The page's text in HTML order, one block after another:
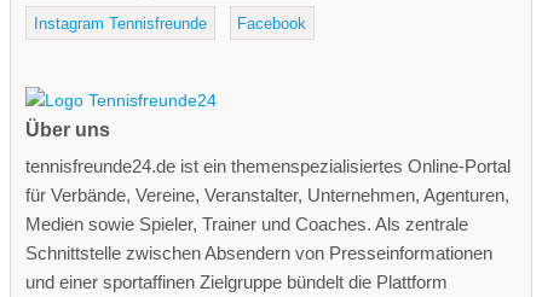
Instagram Tennisfreunde Facebook
Über uns
tennisfreunde24.de ist ein themenspezialisiertes Online-Portal
für Verbände, Vereine, Veranstalter, Unternehmen, Agenturen,
Medien sowie Spieler, Trainer und Coaches. Als zentrale
Schnittstelle zwischen Absendern von Presseinformationen
und einer sportaffinen Zielgruppe bündelt die Plattform